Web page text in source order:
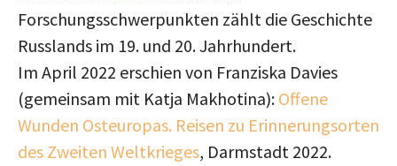
Forschungsschwerpunkten zählt die Geschichte
Russlands im 19. und 20. Jahrhundert.
Im April 2022 erschien von Franziska Davies
(gemeinsam mit Katja Makhotina): Offene
Wunden Osteuropas. Reisen zu Erinnerungsorten
des Zweiten Weltkrieges, Darmstadt 2022.